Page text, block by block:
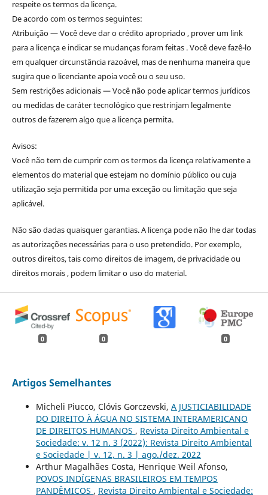
respeite os termos da licença.
De acordo com os termos seguintes:
Atribuição — Você deve dar o crédito apropriado , prover um link
para a licença e indicar se mudanças foram feitas . Você deve fazê-lo
em qualquer circunstância razoável, mas de nenhuma maneira que
sugira que o licenciante apoia você ou o seu uso.
Sem restrições adicionais — Você não pode aplicar termos jurídicos
ou medidas de caráter tecnológico que restrinjam legalmente
outros de fazerem algo que a licença permita.
Avisos:
Você não tem de cumprir com os termos da licença relativamente a
elementos do material que estejam no domínio público ou cuja
utilização seja permitida por uma exceção ou limitação que seja
aplicável.
Não são dadas quaisquer garantias. A licença pode não lhe dar todas
as autorizações necessárias para o uso pretendido. Por exemplo,
outros direitos, tais como direitos de imagem, de privacidade ou
direitos morais , podem limitar o uso do material.
0 0 0
Artigos Semelhantes
Micheli Piucco, Clóvis Gorczevski, A JUSTICIABILIDADE
DO DIREITO À ÁGUA NO SISTEMA INTERAMERICANO
DE DIREITOS HUMANOS , Revista Direito Ambiental e
Sociedade: v. 12 n. 3 (2022): Revista Direito Ambiental
e Sociedade | v. 12, n. 3 | ago./dez. 2022
Arthur Magalhães Costa, Henrique Weil Afonso,
POVOS INDÍGENAS BRASILEIROS EM TEMPOS
PANDÊMICOS , Revista Direito Ambiental e Sociedade: